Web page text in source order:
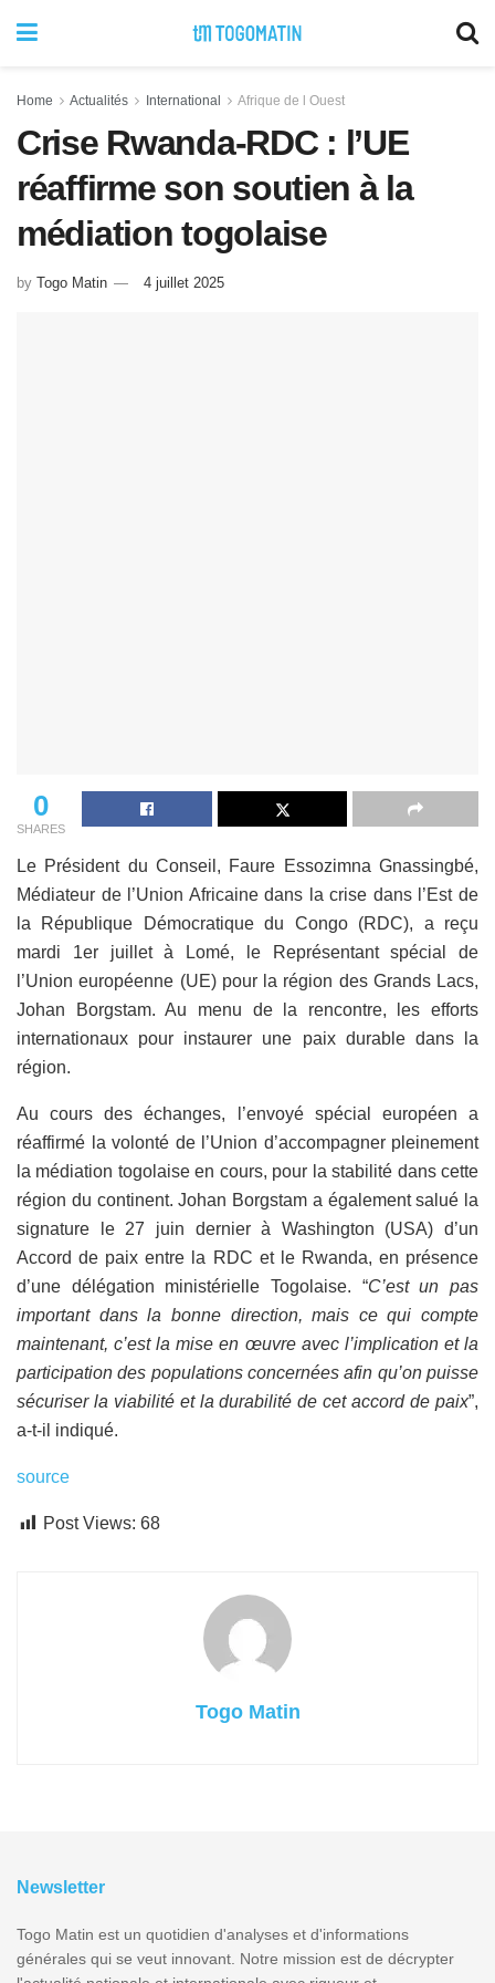
Home Actualités International Afrique de l Ouest
Crise Rwanda-RDC : l’UE
réaffirme son soutien à la
médiation togolaise
by Togo Matin 4 juillet 2025
0
SHARES
Le Président du Conseil, Faure Essozimna Gnassingbé,
Médiateur de l’Union Africaine dans la crise dans l’Est de
la République Démocratique du Congo (RDC), a reçu
mardi 1er juillet à Lomé, le Représentant spécial de
l’Union européenne (UE) pour la région des Grands Lacs,
Johan Borgstam. Au menu de la rencontre, les efforts
internationaux pour instaurer une paix durable dans la
région.
Au cours des échanges, l’envoyé spécial européen a
réaffirmé la volonté de l’Union d’accompagner pleinement
la médiation togolaise en cours, pour la stabilité dans cette
région du continent. Johan Borgstam a également salué la
signature le 27 juin dernier à Washington (USA) d’un
Accord de paix entre la RDC et le Rwanda, en présence
d’une délégation ministérielle Togolaise. “C’est un pas
important dans la bonne direction, mais ce qui compte
maintenant, c’est la mise en œuvre avec l’implication et la
participation des populations concernées afin qu’on puisse
sécuriser la viabilité et la durabilité de cet accord de paix”,
a-t-il indiqué.
source
Post Views: 68
Togo Matin
Newsletter
Togo Matin est un quotidien d'analyses et d'informations
générales qui se veut innovant. Notre mission est de décrypter